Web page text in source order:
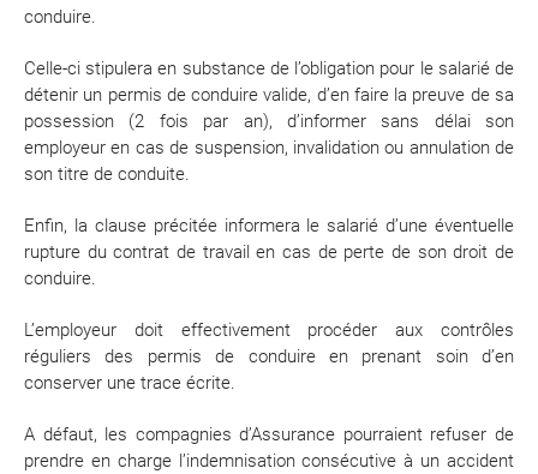
conduire.
Celle-ci stipulera en substance de l’obligation pour le salarié de
détenir un permis de conduire valide, d’en faire la preuve de sa
possession (2 fois par an), d’informer sans délai son
employeur en cas de suspension, invalidation ou annulation de
son titre de conduite.
Enfin, la clause précitée informera le salarié d’une éventuelle
rupture du contrat de travail en cas de perte de son droit de
conduire.
L’employeur doit effectivement procéder aux contrôles
réguliers des permis de conduire en prenant soin d’en
conserver une trace écrite.
A défaut, les compagnies d’Assurance pourraient refuser de
prendre en charge l’indemnisation consécutive à un accident